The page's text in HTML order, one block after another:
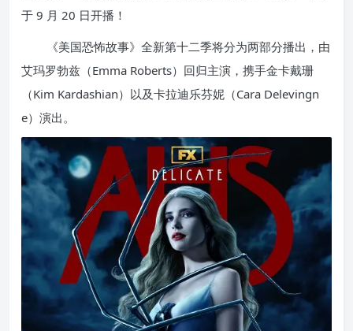
于 9 月 20 日开播！
《美国恐怖故事》全新第十二季将分为两部分播出，由
艾玛罗勃兹（Emma Roberts）回归主演，携手金卡戴珊
（Kim Kardashian）以及卡拉迪乐芬妮（Cara Delevingn
e）演出。